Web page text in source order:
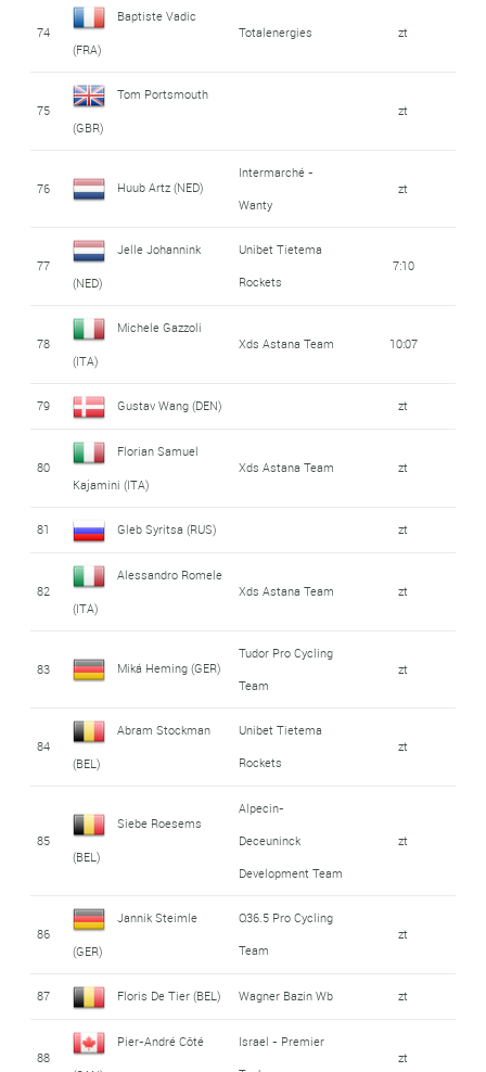
74
Baptiste Vadic
(FRA)
Totalenergies zt
75
Tom Portsmouth
(GBR)
zt
76 Huub Artz (NED)
Intermarché -
Wanty
zt
77
Jelle Johannink
(NED)
Unibet Tietema
Rockets
7:10
78
Michele Gazzoli
(ITA)
Xds Astana Team 10:07
79 Gustav Wang (DEN) zt
80
Florian Samuel
Kajamini (ITA)
Xds Astana Team zt
81 Gleb Syritsa (RUS) zt
82
Alessandro Romele
(ITA)
Xds Astana Team zt
83 Miká Heming (GER)
Tudor Pro Cycling
Team
zt
84
Abram Stockman
(BEL)
Unibet Tietema
Rockets
zt
85
Siebe Roesems
(BEL)
Alpecin-
Deceuninck
Development Team
zt
86
Jannik Steimle
(GER)
Q36.5 Pro Cycling
Team
zt
87 Floris De Tier (BEL) Wagner Bazin Wb zt
88
Pier-André Côté
Israel - Premier
zt